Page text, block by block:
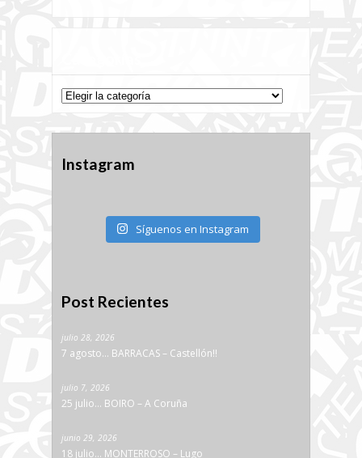
Categorías
Instagram
Síguenos en Instagram
Post Recientes
julio 28, 2026
7 agosto… BARRACAS – Castellón!!
julio 7, 2026
25 julio… BOIRO – A Coruña
junio 29, 2026
18 julio… MONTERROSO – Lugo